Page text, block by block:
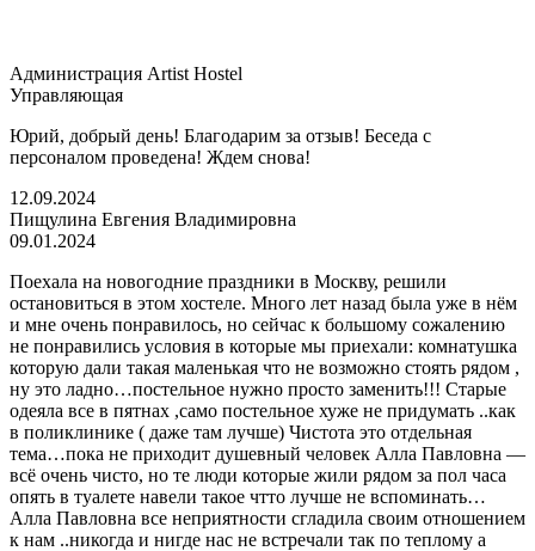
Администрация Artist Hostel
Управляющая
Юрий, добрый день! Благодарим за отзыв! Беседа с
персоналом проведена! Ждем снова!
12.09.2024
Пищулина Евгения Владимировна
09.01.2024
Поехала на новогодние праздники в Москву, решили
остановиться в этом хостеле. Много лет назад была уже в нём
и мне очень понравилось, но сейчас к большому сожалению
не понравились условия в которые мы приехали: комнатушка
которую дали такая маленькая что не возможно стоять рядом ,
ну это ладно…постельное нужно просто заменить!!! Старые
одеяла все в пятнах ,само постельное хуже не придумать ..как
в поликлинике ( даже там лучше) Чистота это отдельная
тема…пока не приходит душевный человек Алла Павловна —
всё очень чисто, но те люди которые жили рядом за пол часа
опять в туалете навели такое чтто лучше не вспоминать…
Алла Павловна все неприятности сгладила своим отношением
к нам ..никогда и нигде нас не встречали так по теплому а